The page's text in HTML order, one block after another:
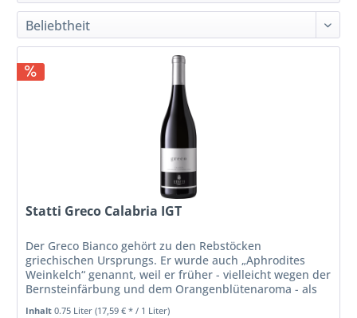
Statti Greco Calabria IGT
Der Greco Bianco gehört zu den Rebstöcken
griechischen Ursprungs. Er wurde auch „Aphrodites
Weinkelch“ genannt, weil er früher - vielleicht wegen der
Bernsteinfärbung und dem Orangenblütenaroma - als
aphrodisischer Wein galt. Im...
Inhalt0.75 Liter(17,59 € * / 1 Liter)